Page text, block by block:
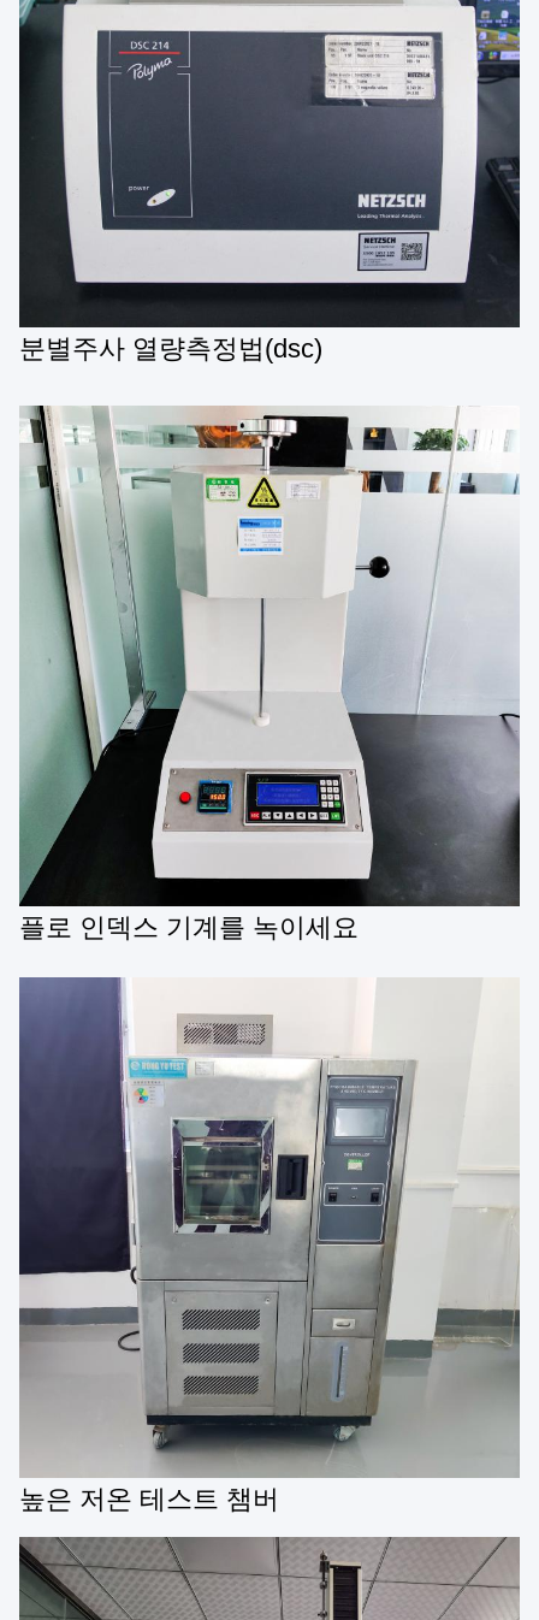
분별주사 열량측정법(dsc)
플로 인덱스 기계를 녹이세요
높은 저온 테스트 챔버